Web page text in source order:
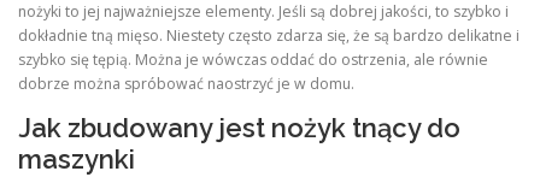
nożyki to jej najważniejsze elementy. Jeśli są dobrej jakości, to szybko i
dokładnie tną mięso. Niestety często zdarza się, że są bardzo delikatne i
szybko się tępią. Można je wówczas oddać do ostrzenia, ale równie
dobrze można spróbować naostrzyć je w domu.
Jak zbudowany jest nożyk tnący do
maszynki